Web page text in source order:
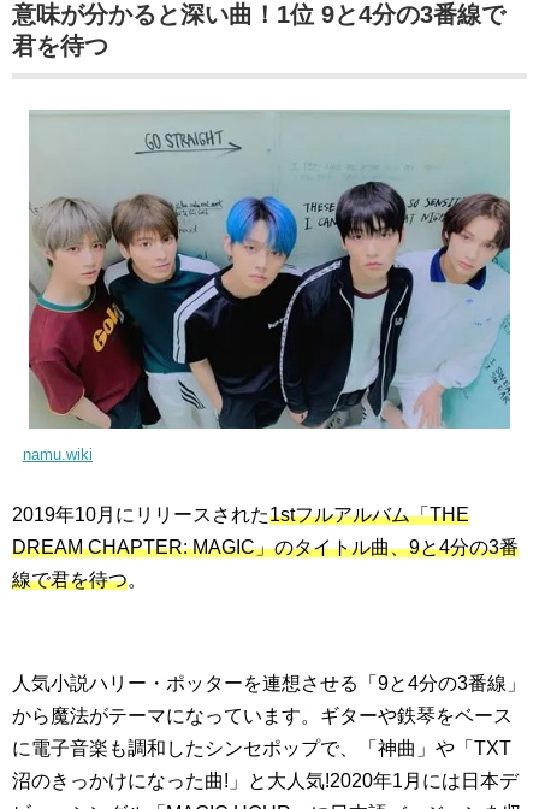
意味が分かると深い曲！1位 9と4分の3番線で
君を待つ
namu.wiki
2019年10月にリリースされた1stフルアルバム「THE
DREAM CHAPTER: MAGIC」のタイトル曲、9と4分の3番
線で君を待つ。
人気小説ハリー・ポッターを連想させる「9と4分の3番線」
から魔法がテーマになっています。ギターや鉄琴をベース
に電子音楽も調和したシンセポップで、「神曲」や「TXT
沼のきっかけになった曲!」と大人気!2020年1月には日本デ